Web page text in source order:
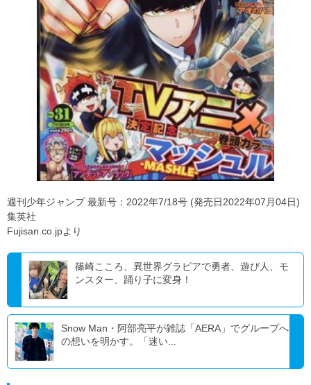
週刊少年ジャンプ 最新号：2022年7/18号 (発売日2022年07月04日)
集英社
Fujisan.co.jpより
篠崎こころ、異世界グラビアで勇者、遊び人、モ
ンスター、踊り子に変身！
Snow Man・阿部亮平が雑誌「AERA」でグループへ
の想いを明かす。「迷い...